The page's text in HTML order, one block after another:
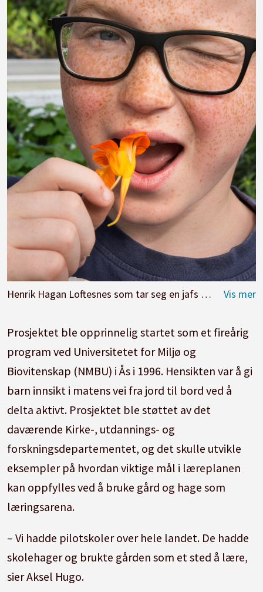
Henrik Hagan Loftesnes som tar seg en jafs med blomkarse. Foto: Kari Kløvstad
Prosjektet ble opprinnelig startet som et fireårig
program ved Universitetet for Miljø og
Biovitenskap (NMBU) i Ås i 1996. Hensikten var å gi
barn innsikt i matens vei fra jord til bord ved å
delta aktivt. Prosjektet ble støttet av det
daværende Kirke-, utdannings- og
forskningsdepartementet, og det skulle utvikle
eksempler på hvordan viktige mål i læreplanen
kan oppfylles ved å bruke gård og hage som
læringsarena.
– Vi hadde pilotskoler over hele landet. De hadde
skolehager og brukte gården som et sted å lære,
sier Aksel Hugo.